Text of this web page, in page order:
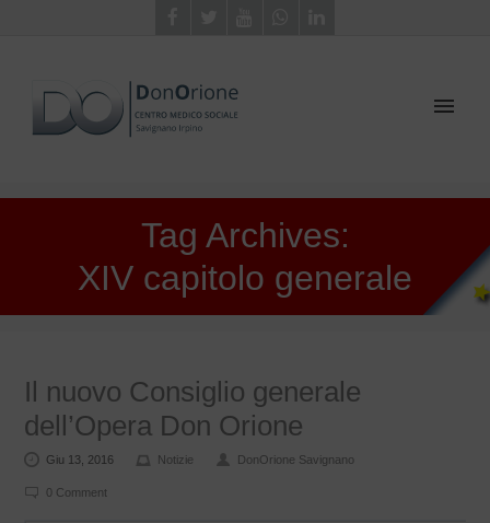
Tag Archives:
XIV capitolo generale
Il nuovo Consiglio generale
dell’Opera Don Orione
Giu 13, 2016 Notizie DonOrione Savignano
0 Comment